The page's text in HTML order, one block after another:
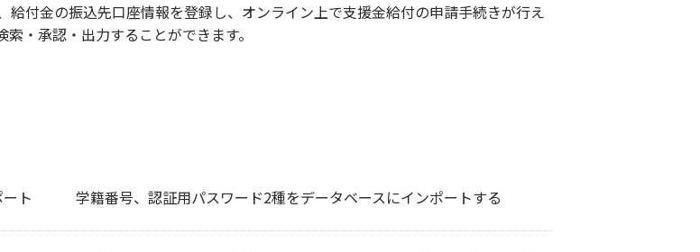
付金の振込先口座情報を登録し、オンライン上で支援金給付の申請手続きが行え
・承認・出力することができます。
ト 学籍番号、認証用パスワード2種をデータベースにインポートする